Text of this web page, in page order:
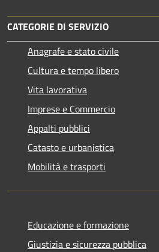
CATEGORIE DI SERVIZIO
Anagrafe e stato civile
Cultura e tempo libero
Vita lavorativa
Imprese e Commercio
Appalti pubblici
Catasto e urbanistica
Mobilità e trasporti
Educazione e formazione
Giustizia e sicurezza pubblica